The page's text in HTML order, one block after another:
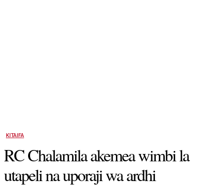
KITAIFA
RC Chalamila akemea wimbi la
utapeli na uporaji wa ardhi